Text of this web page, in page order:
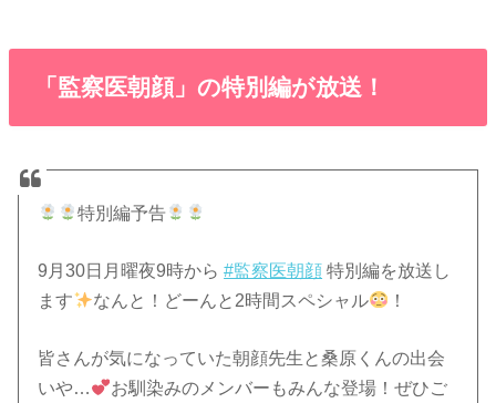
「監察医朝顔」の特別編が放送！
特別編予告
9月30日月曜夜9時から#監察医朝顔 特別編を放送し
ます
なんと！どーんと2時間スペシャル ！
皆さんが気になっていた朝顔先生と桑原くんの出会
いや…
お馴染みのメンバーもみんな登場！ぜひご